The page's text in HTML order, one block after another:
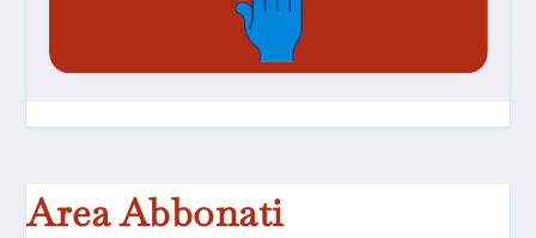
Area Abbonati